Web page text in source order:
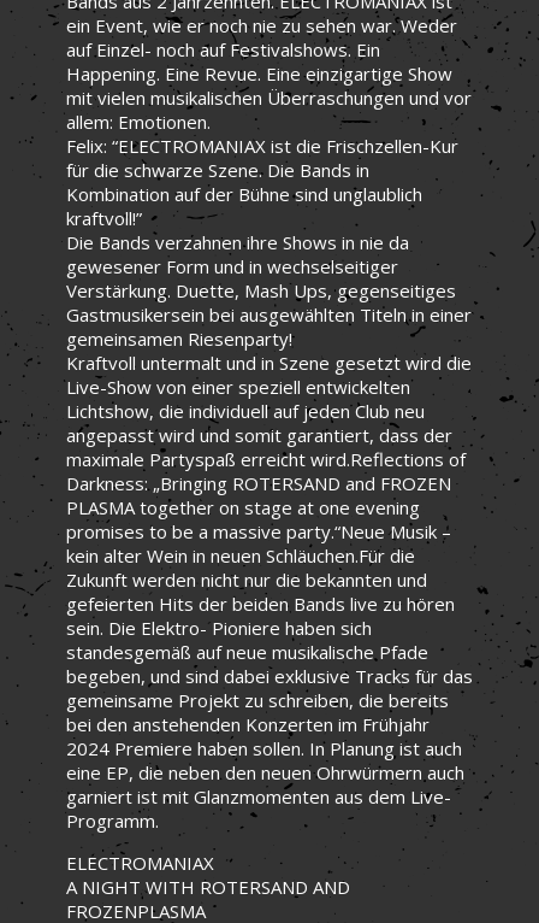
ein Event, wie er noch nie zu sehen war. Weder
auf Einzel- noch auf Festivalshows. Ein
Happening. Eine Revue. Eine einzigartige Show
mit vielen musikalischen Überraschungen und vor
allem: Emotionen.
Felix: “ELECTROMANIAX ist die Frischzellen-Kur
für die schwarze Szene. Die Bands in
Kombination auf der Bühne sind unglaublich
kraftvoll!”
Die Bands verzahnen ihre Shows in nie da
gewesener Form und in wechselseitiger
Verstärkung. Duette, Mash Ups, gegenseitiges
Gastmusikersein bei ausgewählten Titeln in einer
gemeinsamen Riesenparty!
Kraftvoll untermalt und in Szene gesetzt wird die
Live-Show von einer speziell entwickelten
Lichtshow, die individuell auf jeden Club neu
angepasst wird und somit garantiert, dass der
maximale Partyspaß erreicht wird.Reflections of
Darkness: „Bringing ROTERSAND and FROZEN
PLASMA together on stage at one evening
promises to be a massive party.“Neue Musik –
kein alter Wein in neuen Schläuchen.Für die
Zukunft werden nicht nur die bekannten und
gefeierten Hits der beiden Bands live zu hören
sein. Die Elektro- Pioniere haben sich
standesgemäß auf neue musikalische Pfade
begeben, und sind dabei exklusive Tracks für das
gemeinsame Projekt zu schreiben, die bereits
bei den anstehenden Konzerten im Frühjahr
2024 Premiere haben sollen. In Planung ist auch
eine EP, die neben den neuen Ohrwürmern auch
garniert ist mit Glanzmomenten aus dem Live-
Programm.
ELECTROMANIAX
A NIGHT WITH ROTERSAND AND
FROZENPLASMA